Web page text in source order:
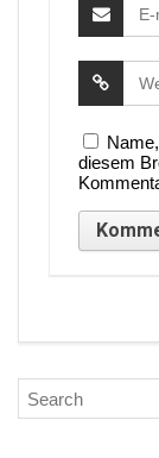
diesem